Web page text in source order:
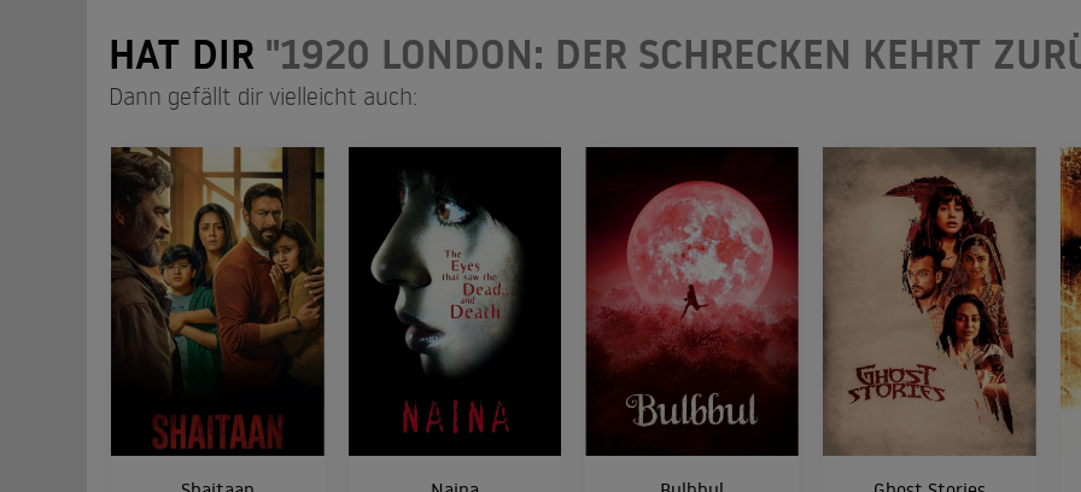
HAT DIR "1920 LONDON: DER SCHRECKEN KEHRT
Dann gefällt dir vielleicht auch: